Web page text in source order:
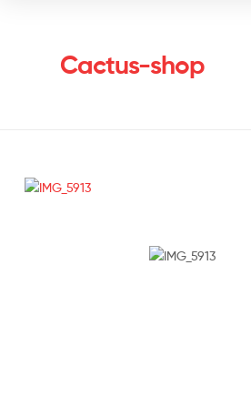
Cactus-shop